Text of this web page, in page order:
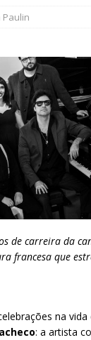
Paulin
de carreira da
francesa que
na
: a artista